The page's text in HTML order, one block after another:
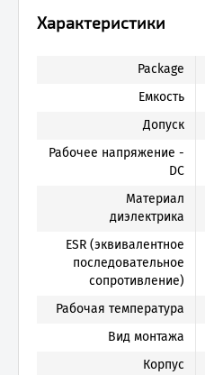
Характеристики
Package
Емкость
Допуск
Рабочее напряжение -
DC
Материал
диэлектрика
ESR (эквивалентное
последовательное
сопротивление)
Рабочая температура
Вид монтажа
Корпус